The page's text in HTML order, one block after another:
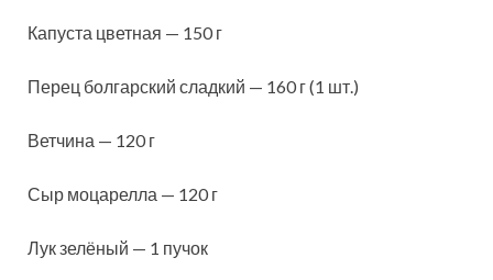
Капуста цветная — 150 г
Перец болгарский сладкий — 160 г (1 шт.)
Ветчина — 120 г
Сыр моцарелла — 120 г
Лук зелёный — 1 пучок